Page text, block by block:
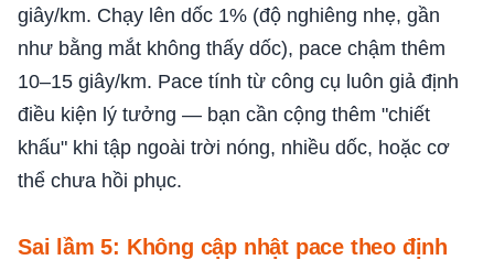
giây/km. Chạy lên dốc 1% (độ nghiêng nhẹ, gần
như bằng mắt không thấy dốc), pace chậm thêm
10–15 giây/km. Pace tính từ công cụ luôn giả định
điều kiện lý tưởng — bạn cần cộng thêm "chiết
khấu" khi tập ngoài trời nóng, nhiều dốc, hoặc cơ
thể chưa hồi phục.
Sai lầm 5: Không cập nhật pace theo định